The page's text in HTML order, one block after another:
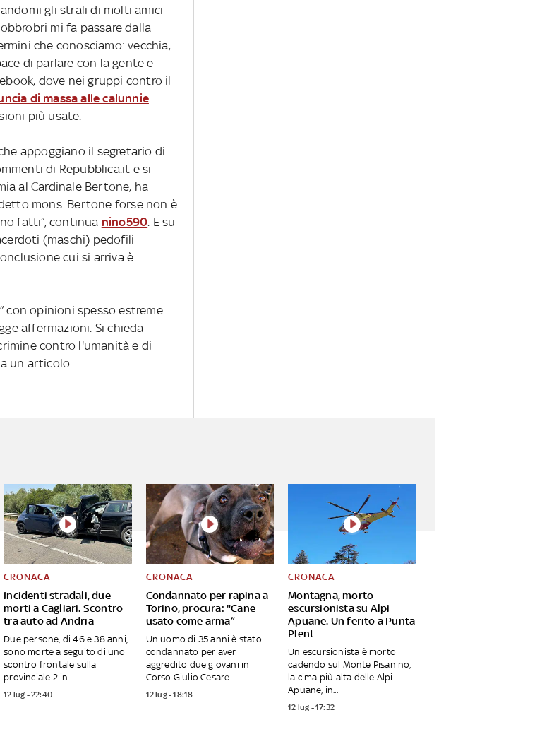
gli strali di molti amici –
mi fa passare dalla
che conosciamo: vecchia,
di parlare con la gente e
dove nei gruppi contro il
di massa alle calunnie
più usate.
appoggiano il segretario di
di Repubblica.it e si
al Cardinale Bertone, ha
mons. Bertone forse non è
fatti”, continua nino590 . E su
(maschi) pedofili
cui si arriva è
” con opinioni spesso estreme.
affermazioni. Si chieda
contro l'umanità e di
un articolo.
Incidenti stradali, due
morti a Cagliari. Scontro
tra auto ad Andria
CRONACA
Due persone, di 46 e 38 anni,
sono morte a seguito di uno
scontro frontale sulla
provinciale 2 in...
12 lug - 22:40
Condannato per rapina a
Torino, procura: "Cane
usato come arma”
CRONACA
Un uomo di 35 anni è stato
condannato per aver
aggredito due giovani in
Corso Giulio Cesare....
12 lug - 18:18
Montagna, morto
escursionista su Alpi
Apuane. Un ferito a Punta
Plent
CRONACA
Un escursionista è morto
cadendo sul Monte Pisanino,
la cima più alta delle Alpi
Apuane, in...
12 lug - 17:32